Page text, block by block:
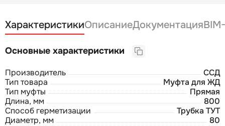
ХарактеристикиОписаниеДокументация
Основные характеристики
Производитель
ССД
Тип товара
Муфта для ЖД
Тип муфты
Прямая
Длина, мм
800
Способ герметизации
Трубка ТУТ
Диаметр, мм
80